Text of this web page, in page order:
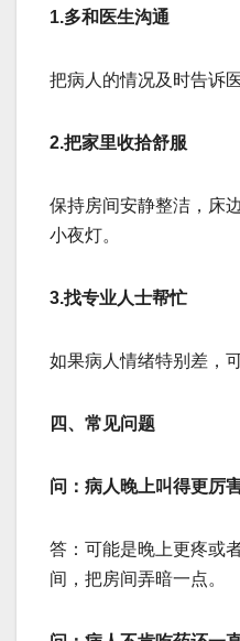
‌1.多和医生沟通‌
把病人的情况及时告诉
‌2.把家里收拾舒服‌
保持房间安静整洁，床
小夜灯。
‌3.找专业人士帮忙‌
如果病人情绪特别差，
四、常见问题
问：病人晚上叫得更厉
答：可能是晚上更疼或
间，把房间弄暗一点。